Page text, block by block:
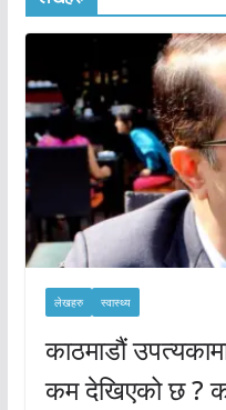
लेखहरु स्वास्थ्य
काठमाडौं
कम देखिएको छ ?